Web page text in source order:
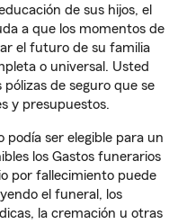
de sus hijos, el
a que los momentos de
el futuro de su familia
o universal. Usted
de seguro que se
y presupuestos.
podía ser elegible para un
los Gastos funerarios
por fallecimiento puede
el funeral, los
la cremación u otras